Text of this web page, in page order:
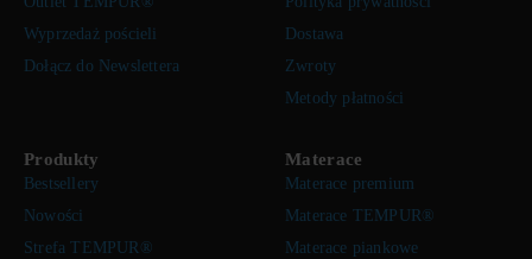
Wyprzedaż pościeli
Dołącz do Newslettera
Dostawa
Zwroty
Metody płatności
Produkty
Bestsellery
Nowości
Strefa TEMPUR®
Materace
Materace premium
Materace TEMPUR®
Materace piankowe